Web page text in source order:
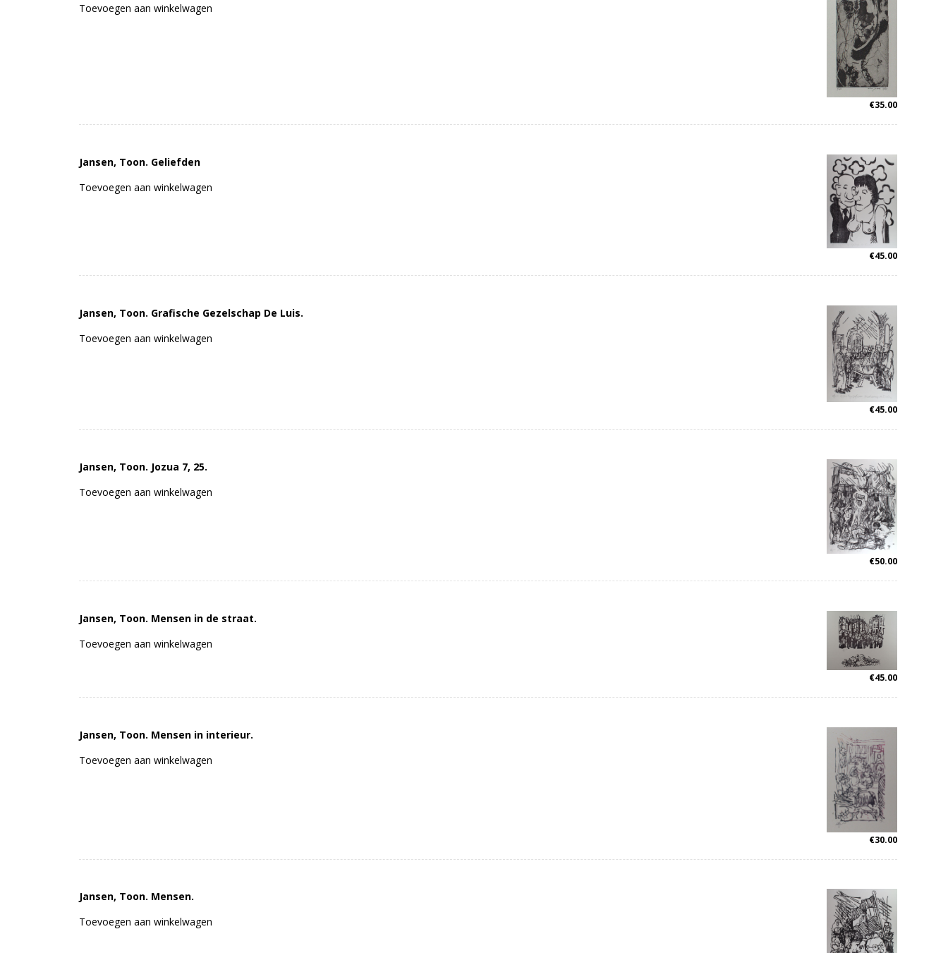
€35.00
Toevoegen aan winkelwagen
Jansen, Toon. Geliefden
€45.00
Toevoegen aan winkelwagen
Jansen, Toon. Grafische Gezelschap De Luis.
€45.00
Toevoegen aan winkelwagen
Jansen, Toon. Jozua 7, 25.
€50.00
Toevoegen aan winkelwagen
Jansen, Toon. Mensen in de straat.
€45.00
Toevoegen aan winkelwagen
Jansen, Toon. Mensen in interieur.
€30.00
Toevoegen aan winkelwagen
Jansen, Toon. Mensen.
Toevoegen aan winkelwagen